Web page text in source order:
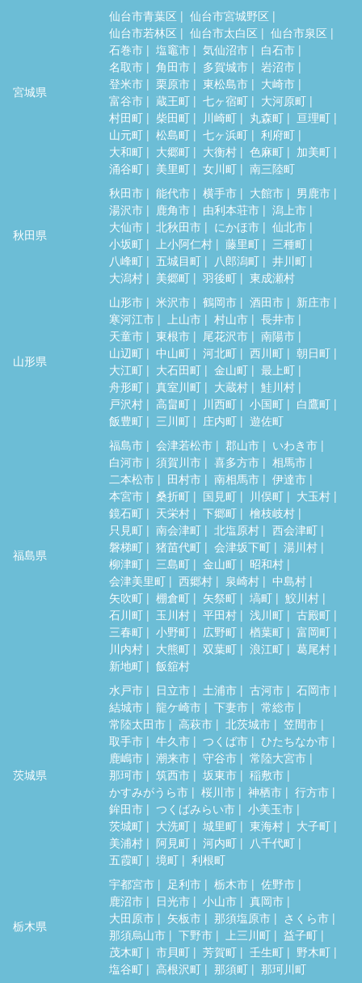
宮城県
仙台市青葉区
仙台市宮城野区
仙台市若林区
仙台市太白区
仙台市泉区
石巻市
塩竈市 気仙沼市
白石市
名取市
角田市 多賀城市
岩沼市
登米市
栗原市 東松島市
大崎市
富谷市
蔵王町 七ヶ宿町
大河原町
村田町
柴田町 川崎町 丸森町
亘理町
山元町
松島町 七ヶ浜町
利府町
大和町
大郷町 大衡村 色麻町
加美町
涌谷町
美里町 女川町 南三陸町
秋田県
秋田市 能代市 横手市 大館市
男鹿市
湯沢市
鹿角市 由利本荘市
潟上市
大仙市
北秋田市 にかほ市
仙北市
小坂町
上小阿仁村 藤里町
三種町
八峰町
五城目町 八郎潟町
井川町
大潟村
美郷町 羽後町 東成瀬村
山形県
山形市 米沢市 鶴岡市 酒田市
新庄市
寒河江市
上山市 村山市
長井市
天童市
東根市 尾花沢市
南陽市
山辺町
中山町 河北町 西川町
朝日町
大江町
大石田町 金山町
最上町
舟形町
真室川町 大蔵村
鮭川村
戸沢村
高畠町 川西町 小国町
白鷹町
飯豊町
三川町 庄内町 遊佐町
福島県
福島市 会津若松市 郡山市
いわき市
白河市
須賀川市 喜多方市
相馬市
二本松市
田村市 南相馬市
伊達市
本宮市
桑折町 国見町 川俣町
大玉村
鏡石町
天栄村 下郷町
檜枝岐村
只見町
南会津町 北塩原村
西会津町
磐梯町
猪苗代町 会津坂下町
湯川村
柳津町
三島町 金山町
昭和村
会津美里町
西郷村 泉崎村
中島村
矢吹町
棚倉町 矢祭町 塙町
鮫川村
石川町
玉川村 平田村 浅川町
古殿町
三春町
小野町 広野町 楢葉町
富岡町
川内村
大熊町 双葉町 浪江町
葛尾村
新地町
飯舘村
茨城県
水戸市 日立市 土浦市 古河市
石岡市
結城市
龍ケ崎市 下妻市
常総市
常陸太田市
高萩市 北茨城市
笠間市
取手市
牛久市 つくば市
ひたちなか市
鹿嶋市
潮来市 守谷市
常陸大宮市
那珂市
筑西市 坂東市
稲敷市
かすみがうら市
桜川市 神栖市
行方市
鉾田市
つくばみらい市
小美玉市
茨城町
大洗町 城里町 東海村
大子町
美浦村
阿見町 河内町
八千代町
五霞町
境町 利根町
栃木県
宇都宮市 足利市 栃木市
佐野市
鹿沼市
日光市 小山市
真岡市
大田原市
矢板市 那須塩原市
さくら市
那須烏山市
下野市 上三川町
益子町
茂木町
市貝町 芳賀町 壬生町
野木町
塩谷町
高根沢町 那須町 那珂川町